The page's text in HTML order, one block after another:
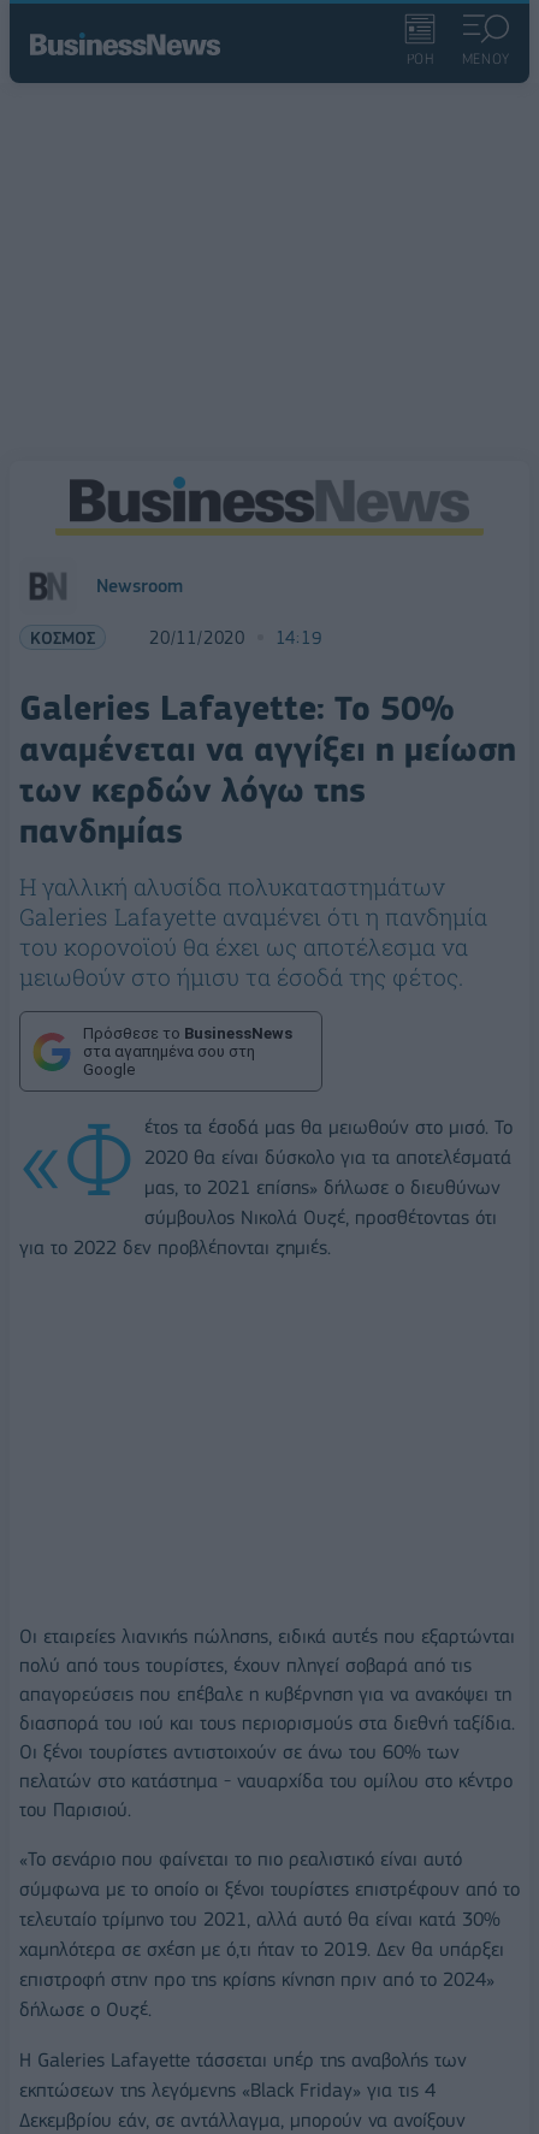
ΡΟΗ ΜΕΝΟΥ
Newsroom
ΚΟΣΜΟΣ 20/11/2020 14:19
Galeries Lafayette: Το 50%
αναμένεται να αγγίξει η μείωση
των κερδών λόγω της
πανδημίας
Η γαλλική αλυσίδα πολυκαταστημάτων
Galeries Lafayette αναμένει ότι η πανδημία
του κορονοϊού θα έχει ως αποτέλεσμα να
μειωθούν στο ήμισυ τα έσοδά της φέτος.
Πρόσθεσε το BusinessNews
στα αγαπημένα σου στη
Google
«Φ
έτος τα έσοδά μας θα μειωθούν στο μισό. Το
2020 θα είναι δύσκολο για τα αποτελέσματά
μας, το 2021 επίσης» δήλωσε ο διευθύνων
σύμβουλος Νικολά Ουζέ, προσθέτοντας ότι
για το 2022 δεν προβλέπονται ζημιές.
Οι εταιρείες λιανικής πώλησης, ειδικά αυτές που εξαρτώνται
πολύ από τους τουρίστες, έχουν πληγεί σοβαρά από τις
απαγορεύσεις που επέβαλε η κυβέρνηση για να ανακόψει τη
διασπορά του ιού και τους περιορισμούς στα διεθνή ταξίδια.
Οι ξένοι τουρίστες αντιστοιχούν σε άνω του 60% των
πελατών στο κατάστημα - ναυαρχίδα του ομίλου στο κέντρο
του Παρισιού.
«Το σενάριο που φαίνεται το πιο ρεαλιστικό είναι αυτό
σύμφωνα με το οποίο οι ξένοι τουρίστες επιστρέφουν από το
τελευταίο τρίμηνο του 2021, αλλά αυτό θα είναι κατά 30%
χαμηλότερα σε σχέση με ό,τι ήταν το 2019. Δεν θα υπάρξει
επιστροφή στην προ της κρίσης κίνηση πριν από το 2024»
δήλωσε ο Ουζέ.
Η Galeries Lafayette τάσσεται υπέρ της αναβολής των
εκπτώσεων της λεγόμενης «Black Friday» για τις 4
Δεκεμβρίου εάν, σε αντάλλαγμα, μπορούν να ανοίξουν